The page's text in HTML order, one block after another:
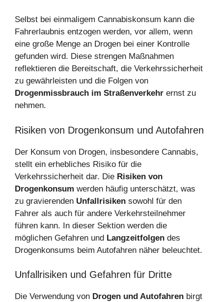
Selbst bei einmaligem Cannabiskonsum kann die
Fahrerlaubnis entzogen werden, vor allem, wenn
eine große Menge an Drogen bei einer Kontrolle
gefunden wird. Diese strengen Maßnahmen
reflektieren die Bereitschaft, die Verkehrssicherheit
zu gewährleisten und die Folgen von
Drogenmissbrauch im Straßenverkehr ernst zu
nehmen.
Risiken von Drogenkonsum und Autofahren
Der Konsum von Drogen, insbesondere Cannabis,
stellt ein erhebliches Risiko für die
Verkehrssicherheit dar. Die Risiken von
Drogenkonsum werden häufig unterschätzt, was
zu gravierenden Unfallrisiken sowohl für den
Fahrer als auch für andere Verkehrsteilnehmer
führen kann. In dieser Sektion werden die
möglichen Gefahren und Langzeitfolgen des
Drogenkonsums beim Autofahren näher beleuchtet.
Unfallrisiken und Gefahren für Dritte
Die Verwendung von Drogen und Autofahren birgt